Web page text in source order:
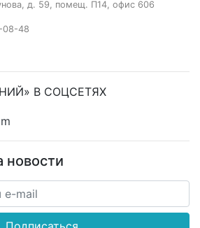
д. 59, помещ. П14, офис 606
08-48
В СОЦСЕТЯХ
новости